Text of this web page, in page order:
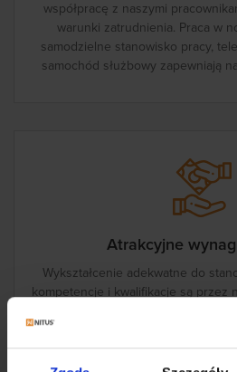
współpracę z naszymi
warunki zatrudnienia. Praca w
samodzielne stanowisko pracy,
samochód służbowy zapewniają
Atrakcyjne
Wykształcenie adekwatne do
kompetencje i kwalifikacje są przez
Wiedza i umiejętności naszych
najcenniejszy zasób, dlatego
wypłacamy bezwzględnie na czas.
Doceniamy każde